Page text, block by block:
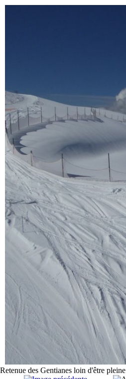
Retenue des Gentianes loin d'être pleine